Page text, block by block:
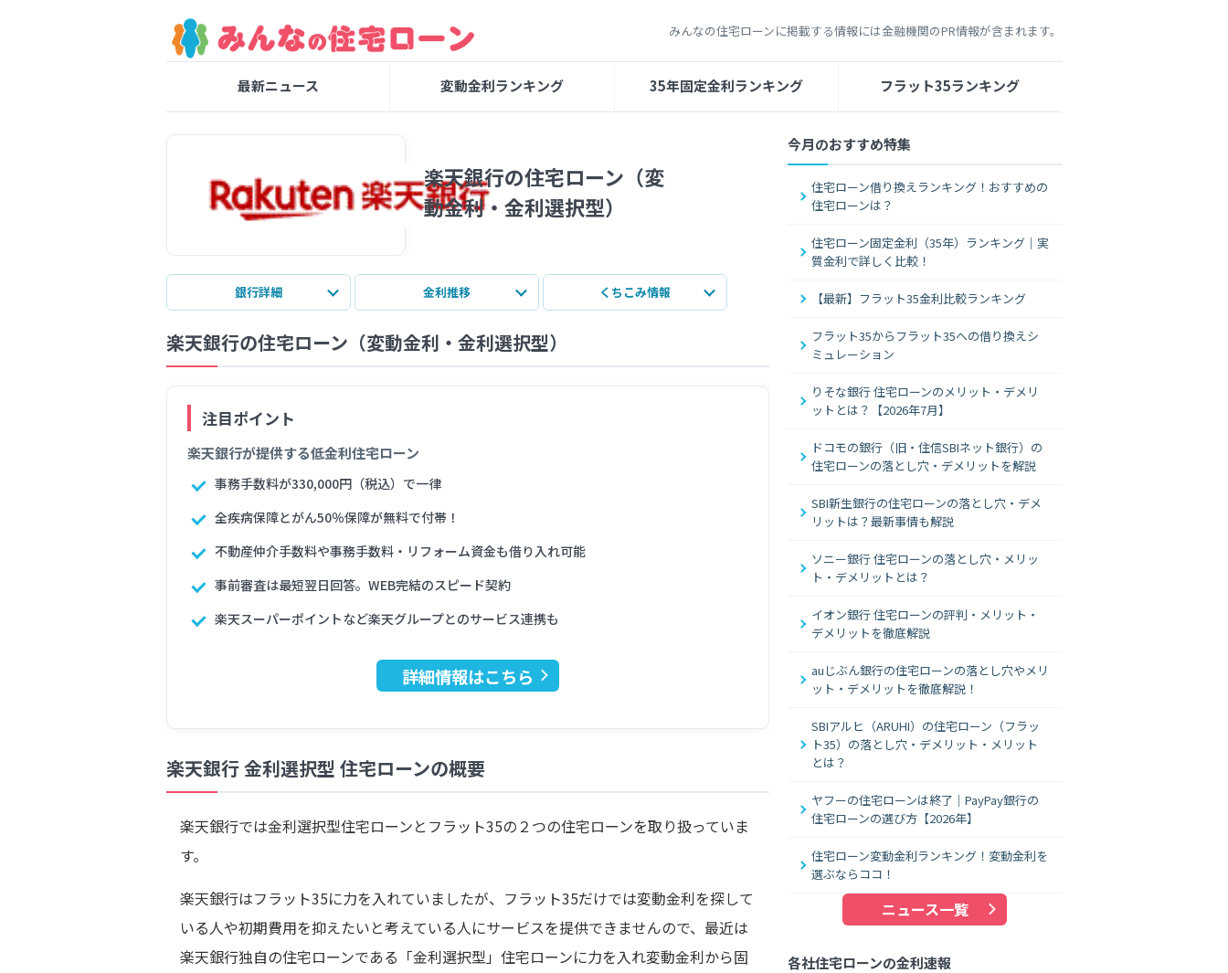
みんなの住宅ローンに掲載する情報には金融機関のPR情報が含まれます。
最新ニュース 変動金利ランキング 35年固定金利ランキング フラット35ランキング
楽天銀行の住宅ローン（変
動金利・金利選択型）
銀行詳細 金利推移 くちこみ情報
楽天銀行の住宅ローン（変動金利・金利選択型）
楽天銀行が提供する低金利住宅ローン
事務手数料が330,000円（税込）で一律
全疾病保障とがん50％保障が無料で付帯！
不動産仲介手数料や事務手数料・リフォーム資金も借り入れ可能
事前審査は最短翌日回答。WEB完結のスピード契約
楽天スーパーポイントなど楽天グループとのサービス連携も
詳細情報はこちら
楽天銀行 金利選択型 住宅ローンの概要
楽天銀行では金利選択型住宅ローンとフラット35の２つの住宅ローンを取り扱っていま
す。
楽天銀行はフラット35に力を入れていましたが、フラット35だけでは変動金利を探して
いる人や初期費用を抑えたいと考えている人にサービスを提供できませんので、最近は
楽天銀行独自の住宅ローンである「金利選択型」住宅ローンに力を入れ変動金利から固
今月のおすすめ特集
住宅ローン借り換えランキング！おすすめの
住宅ローンは？
住宅ローン固定金利（35年）ランキング｜実
質金利で詳しく比較！
【最新】フラット35金利比較ランキング
フラット35からフラット35への借り換えシ
ミュレーション
りそな銀行 住宅ローンのメリット・デメリ
ットとは？【2026年7月】
ドコモの銀行（旧・住信SBIネット銀行）の
住宅ローンの落とし穴・デメリットを解説
SBI新生銀行の住宅ローンの落とし穴・デメ
リットは？最新事情も解説
ソニー銀行 住宅ローンの落とし穴・メリッ
ト・デメリットとは？
イオン銀行 住宅ローンの評判・メリット・
デメリットを徹底解説
auじぶん銀行の住宅ローンの落とし穴やメリ
ット・デメリットを徹底解説！
SBIアルヒ（ARUHI）の住宅ローン（フラッ
ト35）の落とし穴・デメリット・メリット
とは？
ヤフーの住宅ローンは終了｜PayPay銀行の
住宅ローンの選び方【2026年】
住宅ローン変動金利ランキング！変動金利を
選ぶならココ！
ニュース一覧
各社住宅ローンの金利速報